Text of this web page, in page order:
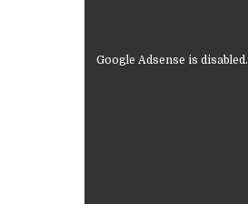
Google Adsense is disabled.